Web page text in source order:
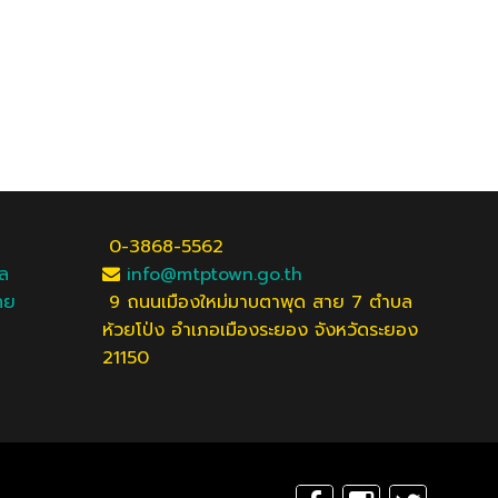
ย
0-3868-5562
info@mtptown.go.th
9 ถนนเมืองใหม่มาบตาพุด สาย 7 ตำบล
ห้วยโป่ง อำเภอเมืองระยอง จังหวัดระยอง
21150